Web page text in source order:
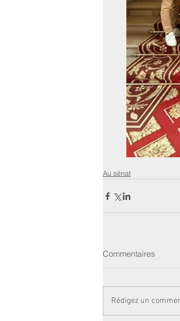
Au sénat
Commentaires
Rédigez un